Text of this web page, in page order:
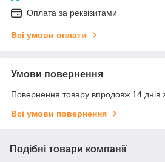
Оплата за реквізитами
Всі умови оплати
Умови повернення
Повернення товару впродовж 14 днів
Всі умови повернення
Подібні товари компанії